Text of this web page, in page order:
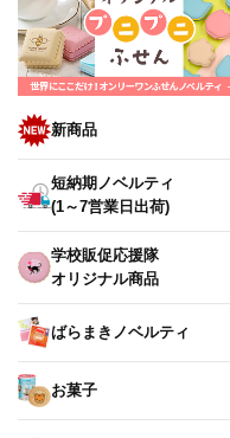
新商品
短納期ノベルティ
(1～7営業日出荷)
学校販促応援隊
オリジナル商品
ばらまきノベルティ
お菓子